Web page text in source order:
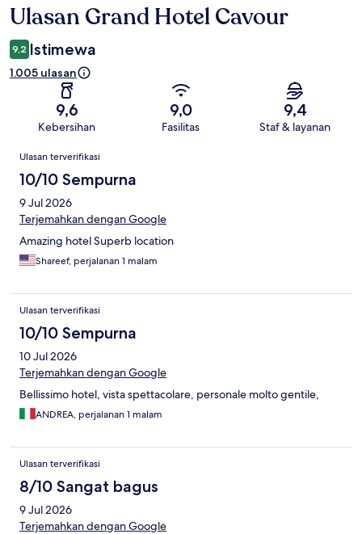
Ulasan
Ulasan Grand Hotel Cavour
9,2 Istimewa
1.005 ulasan
9,6
Kebersihan
9,0
Fasilitas
9,4
Staf & layanan
Ulasan
Ulasan terverifikasi
10/10 Sempurna
9 Jul 2026
Terjemahkan dengan Google
Amazing hotel Superb location
Shareef, perjalanan 1 malam
Ulasan terverifikasi
10/10 Sempurna
10 Jul 2026
Terjemahkan dengan Google
Bellissimo hotel, vista spettacolare, personale molto gentile,
ANDREA, perjalanan 1 malam
Ulasan terverifikasi
8/10 Sangat bagus
9 Jul 2026
Terjemahkan dengan Google